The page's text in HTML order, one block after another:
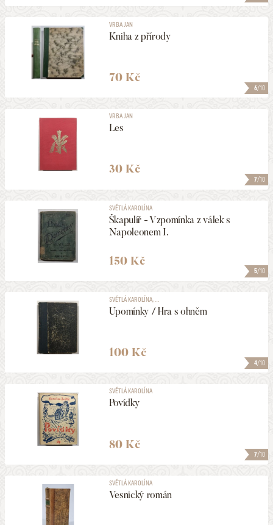
6/10
VRBA JAN
Kniha z přírody
70 Kč
7/10
VRBA JAN
Les
30 Kč
5/10
SVĚTLÁ KAROLÍNA
Škapulíř - Vzpomínka z válek s
Napoleonem I.
150 Kč
4/10
SVĚTLÁ KAROLÍNA, ...
Upomínky / Hra s ohněm
100 Kč
7/10
SVĚTLÁ KAROLÍNA
Povídky
80 Kč
SVĚTLÁ KAROLÍNA
Vesnický román